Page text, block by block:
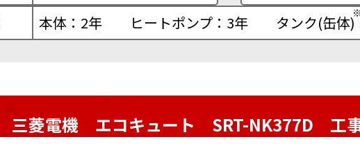
本体：2年 ヒートポンプ：3年 タンク(缶体)
三菱電機 エコキュート SRT-NK377D 工